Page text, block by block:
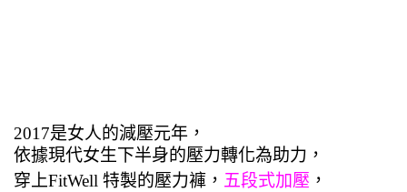
2017是女人的減壓元年，
依據現代女生下半身的壓力轉化為助力，
穿上FitWell 特製的壓力褲， 五段式加壓 ，